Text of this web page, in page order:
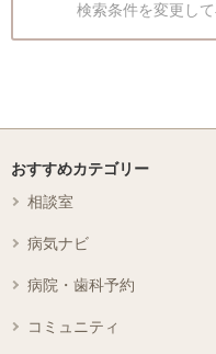
検索条件を変更し
おすすめカテゴリー
相談室
病気ナビ
病院・歯科予約
コミュニティ